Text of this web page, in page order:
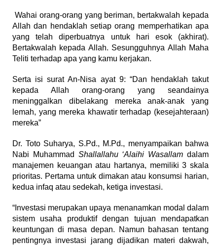
Wahai orang-orang yang beriman, bertakwalah kepada
Allah dan hendaklah setiap orang memperhatikan apa
yang telah diperbuatnya untuk hari esok (akhirat).
Bertakwalah kepada Allah. Sesungguhnya Allah Maha
Teliti terhadap apa yang kamu kerjakan.
Serta isi surat An-Nisa ayat 9: “Dan hendaklah takut
kepada Allah orang-orang yang seandainya
meninggalkan dibelakang mereka anak-anak yang
lemah, yang mereka khawatir terhadap (kesejahteraan)
mereka”
Dr. Toto Suharya, S.Pd., M.Pd., menyampaikan bahwa
Nabi Muhammad Shallallahu ‘Alaihi Wasallam dalam
manajemen keuangan atau hartanya, memiliki 3 skala
prioritas. Pertama untuk dimakan atau konsumsi harian,
kedua infaq atau sedekah, ketiga investasi.
“Investasi merupakan upaya menanamkan modal dalam
sistem usaha produktif dengan tujuan mendapatkan
keuntungan di masa depan. Namun bahasan tentang
pentingnya investasi jarang dijadikan materi dakwah,